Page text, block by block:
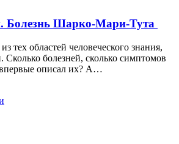
Болезнь Шарко-Мари-Тута
тех областей человеческого знания,
Сколько болезней, сколько симптомов
описал их? А…